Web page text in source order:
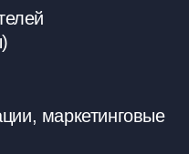
маркетинговые